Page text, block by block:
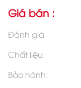
Giá bán :
Đánh giá
Chất liệu:
Bảo hành: